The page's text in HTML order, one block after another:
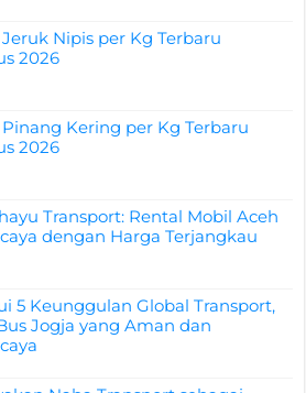
Nipis per Kg Terbaru
2026
Kering per Kg Terbaru
2026
Transport: Rental Mobil Aceh
dengan Harga Terjangkau
5 Keunggulan Global Transport,
Jogja yang Aman dan